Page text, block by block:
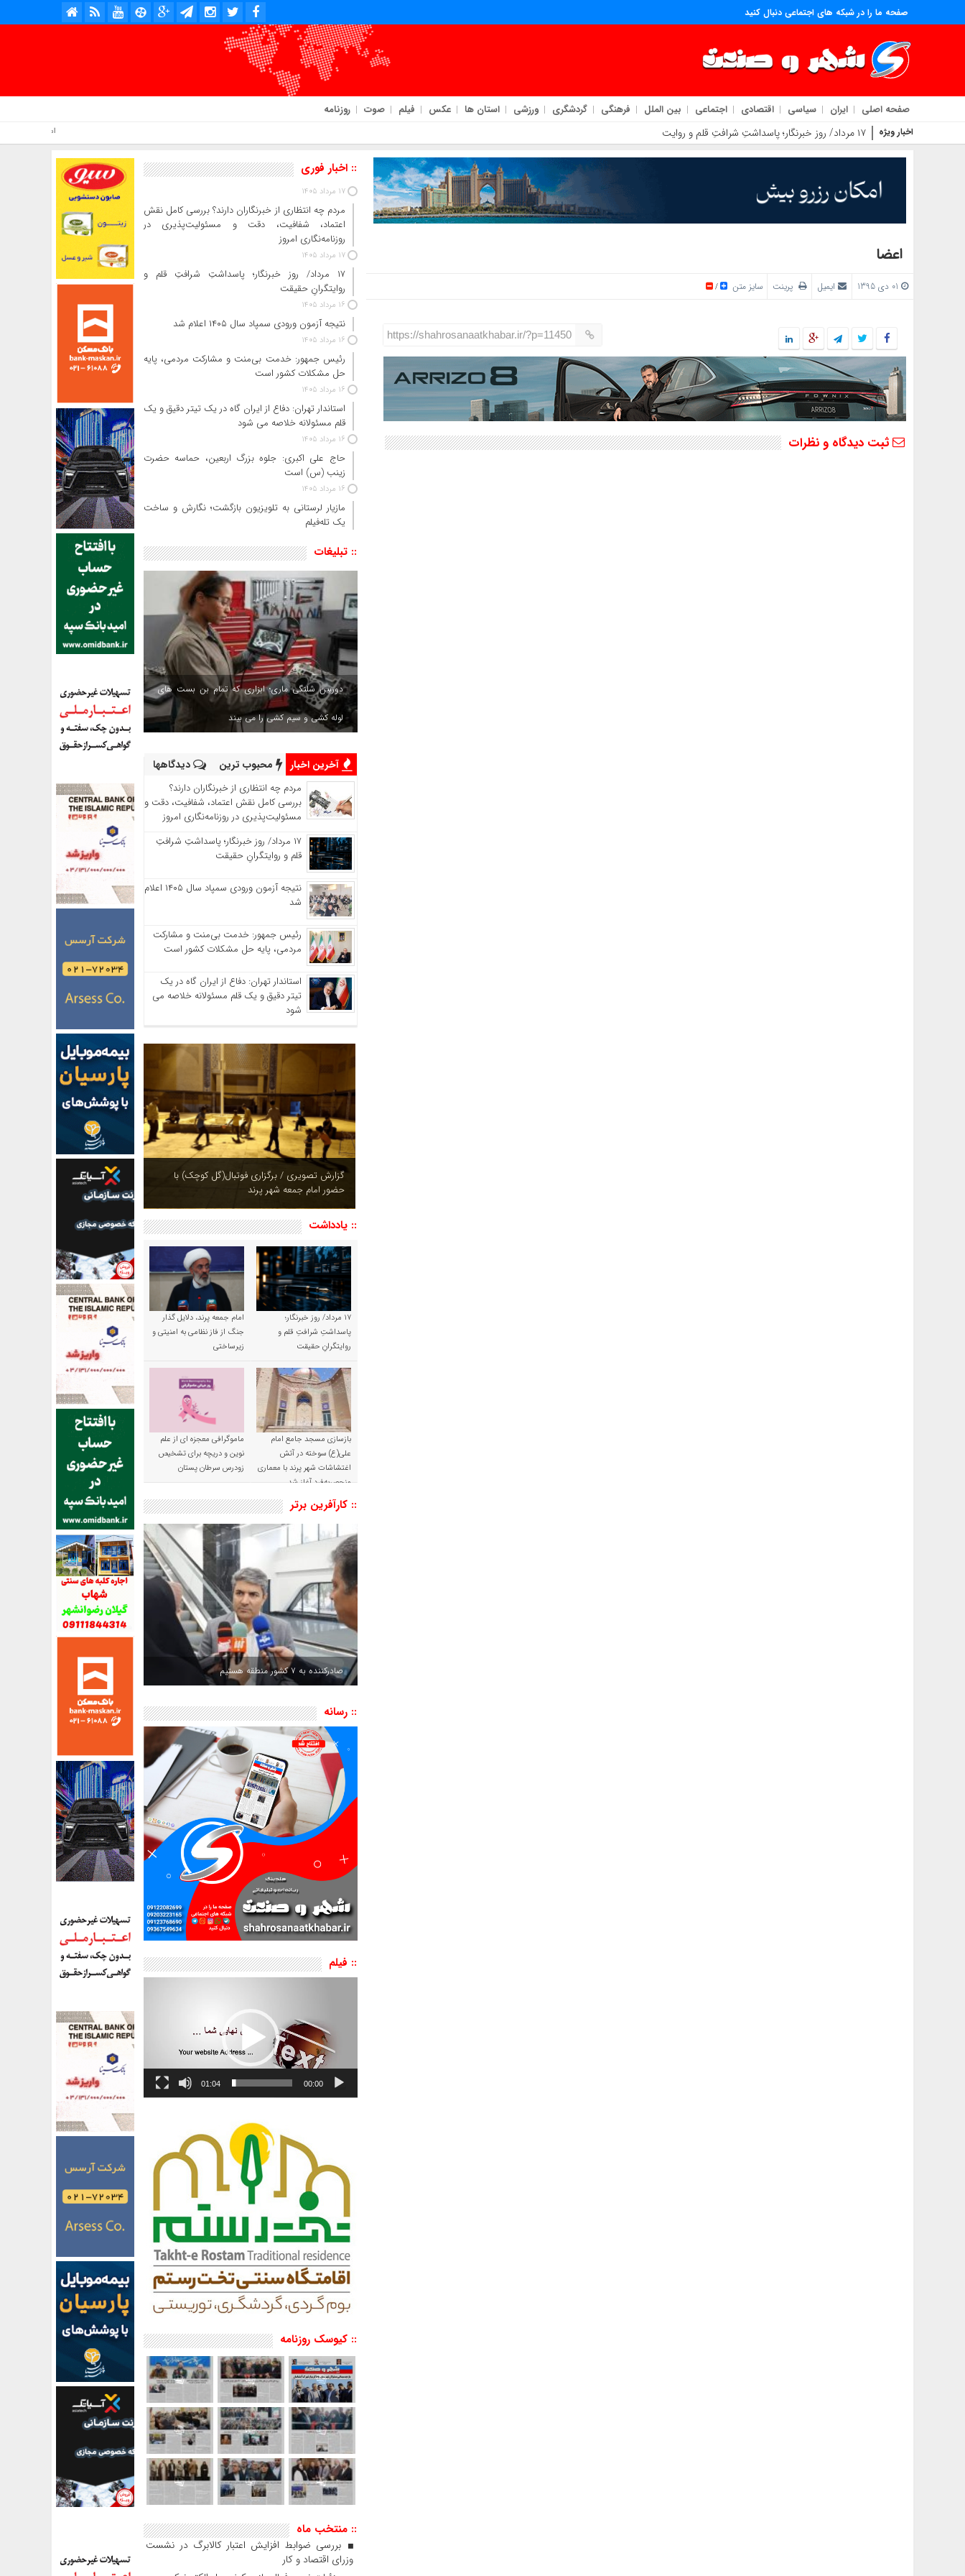
صفحه ما را در شبکه های اجتماعی دنبال کنید
صفحه اصلی ایران سیاسی اقتصادی اجتماعی بین الملل فرهنگی گردشگری ورزشی استان ها عکس فیلم صوت روزنامه
اخبار ویژه ۱۷ مرداد/ روز خبرنگار؛ پاسداشتِ شرافتِ قلم و روایتگرانِ حقیقت امروز : جمعه, ۱۶ مرداد , ۱۴۰۵ .::. برابر با : Friday, 7 August , 2026 .::. اخبار منتشر شده : 2 خبر
اعضا
ایمیل پرینت سایز متن /
https://shahrosanaatkhabar.ir/?p=11450
ثبت دیدگاه و نظرات
:: اخبار فوری
17 مرداد 1405
مردم چه انتظاری از خبرنگاران دارند؟ بررسی کامل نقش
اعتماد، شفافیت، دقت و مسئولیت‌پذیری در
روزنامه‌نگاری امروز
17 مرداد 1405
۱۷ مرداد/ روز خبرنگار؛ پاسداشتِ شرافتِ قلم و
روایتگرانِ حقیقت
16 مرداد 1405
نتیجه آزمون ورودی سمپاد سال ۱۴۰۵ اعلام شد
16 مرداد 1405
رئیس جمهور: خدمت بی‌منت و مشارکت مردمی، پایه
حل مشکلات کشور است
16 مرداد 1405
استاندار تهران: دفاع از ایران گاه در یک تیتر دقیق و یک
قلم مسئولانه خلاصه می شود
16 مرداد 1405
حاج‌ علی‌ اکبری: جلوه بزرگ اربعین، حماسه حضرت
زینب (س) است
16 مرداد 1405
مازیار لرستانی به تلویزیون بازگشت؛ نگارش و ساخت
یک تله‌فیلم
:: تبلیغات
دوربین شلنگی ماری؛ ابزاری که تمام بن بست های
لوله کشی و سیم کشی را می بیند
آخرین اخبار محبوب ترین دیدگاهها
مردم چه انتظاری از خبرنگاران دارند؟
بررسی کامل نقش اعتماد، شفافیت، دقت و
مسئولیت‌پذیری در روزنامه‌نگاری امروز
۱۷ مرداد/ روز خبرنگار؛ پاسداشتِ شرافتِ
قلم و روایتگرانِ حقیقت
نتیجه آزمون ورودی سمپاد سال ۱۴۰۵ اعلام
شد
رئیس جمهور: خدمت بی‌منت و مشارکت
مردمی، پایه حل مشکلات کشور است
استاندار تهران: دفاع از ایران گاه در یک
تیتر دقیق و یک قلم مسئولانه خلاصه می
شود
چشم نوازی بوستان های شهر پرند در فصل بهار +
تصاویر
:: یادداشت
۱۷ مرداد/ روز خبرنگار؛
پاسداشتِ شرافتِ قلم و
روایتگرانِ حقیقت
امام جمعه پرند، دلایل گذار
جنگ از فاز نظامی به امنیتی و
زیرساختی
بازسازی مسجد جامع امام
علی(ع) سوخته در آتش
اغتشاشات شهر پرند با معماری
منحصربه‌فرد آغاز شد
ماموگرافی معجزه ای از علم
نوین و دریچه برای تشخیص
زودرس سرطان پستان
:: کارآفرین برتر
صادرکننده به ۷ کشور منطقه هستیم
:: رسانه
:: فیلم
نمایشگر
00:00
01:04
:: کیوسک روزنامه
:: منتخب ماه
بررسی ضوابط افزایش اعتبار کالابرگ در نشست
وزرای اقتصاد و کار